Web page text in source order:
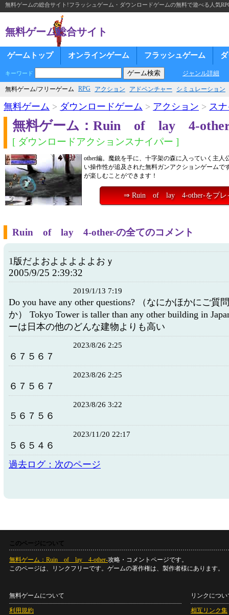
無料ゲームの総合サイト!フラッシュゲーム・ダウンロードゲームの無料で遊べる人気
無料ゲーム総合サイト
ゲームトップ オンラインゲーム フラッシュゲーム
キーワード ジャンル詳細
無料ゲーム/フリーゲーム RPG アクション アドベンチャー シミュレーション
無料ゲーム > ダウンロードゲーム > アクション > ス
無料ゲーム：Ruin of lay 4-
[ ダウンロードアクションスナイパー ]
other編。魔銃を手に、十字架の森に入っていく主人
い操作性が追及された無料ガンアクションゲームで
が楽しむことができます！
⇒ Ruin of lay 4-other-をプレ
Ruin of lay 4-other-の全てのコメント
1版だよおよよよよよおｙ
2005/9/25 2:39:32
2019/1/13 7:19
Do you have any other questions? （なにかほかにご質
か） Tokyo Tower is taller than any other building in
ーは日本の他のどんな建物よりも高い
2023/8/26 2:25
６７５６７
2023/8/26 2:25
６７５６７
2023/8/26 3:22
５６７５６
2023/11/20 22:17
５６５４６
過去ログ：次のページ
このページについて
無料ゲーム：Ruin of lay 4-other-攻略・コメントページです。
このページは、リンクフリーです。ゲームの著作権は、製作者様にあります。
無料ゲームについて
利用規約
リンクについ
相互リンク集